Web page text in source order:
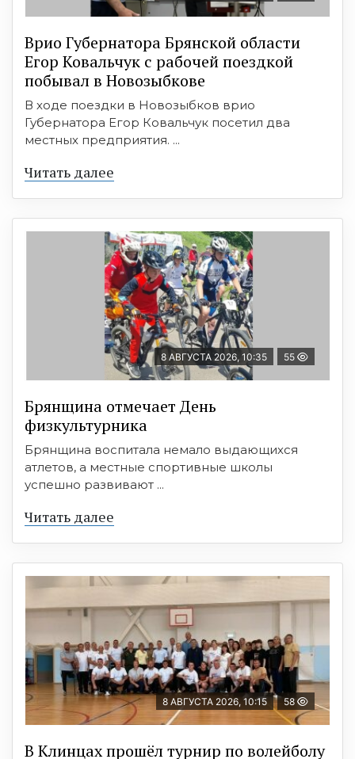
Врио Губернатора Брянской области
Егор Ковальчук с рабочей поездкой
побывал в Новозыбкове
В ходе поездки в Новозыбков врио
Губернатора Егор Ковальчук посетил два
местных предприятия. ...
Читать далее
8 АВГУСТА 2026, 10:35 55
Брянщина отмечает День
физкультурника
Брянщина воспитала немало выдающихся
атлетов, а местные спортивные школы
успешно развивают ...
Читать далее
8 АВГУСТА 2026, 10:15 58
В Клинцах прошёл турнир по волейболу